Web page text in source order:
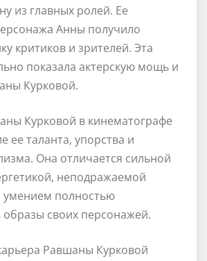
из главных ролей. Ее
Анны получило
критиков и зрителей. Эта
показала актерскую мощь и
Курковой.
Курковой в кинематографе
ее таланта, упорства и
Она отличается сильной
неподражаемой
умением полностью
образы своих персонажей.
Равшаны Курковой